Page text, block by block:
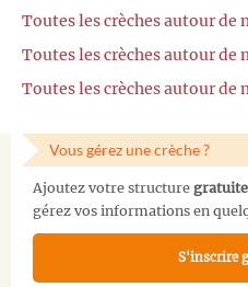
Toutes les crèches autour de
Toutes les crèches autour
Toutes les crèches autour de
Vous gérez une crèche ?
Ajoutez votre structure
gérez vos informations en
S'inscrire